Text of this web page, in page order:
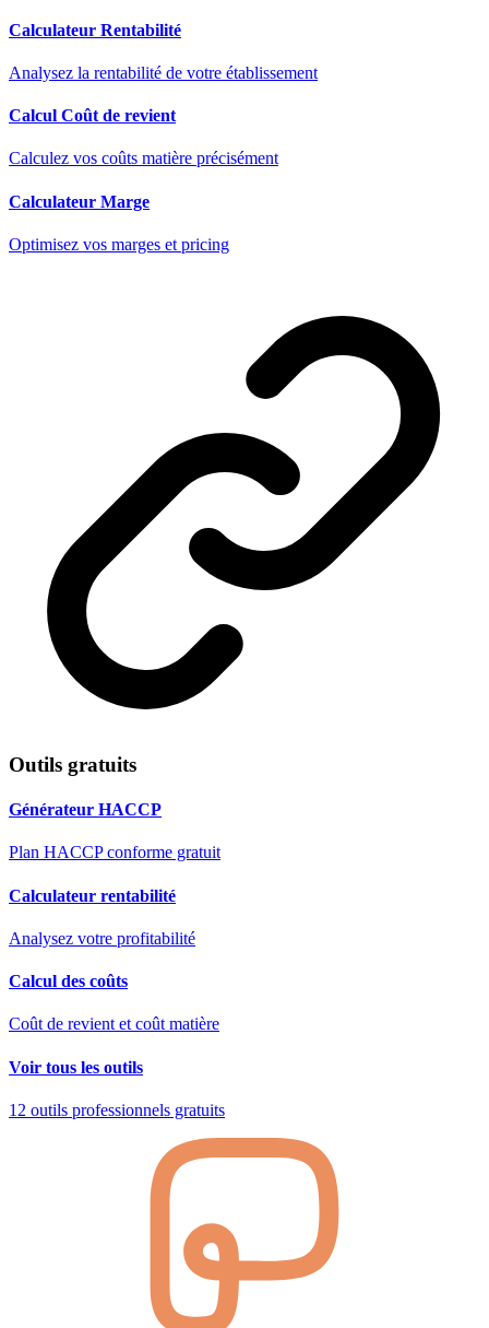
Calculateur Rentabilité
Analysez la rentabilité de votre établissement
Calcul Coût de revient
Calculez vos coûts matière précisément
Calculateur Marge
Optimisez vos marges et pricing
Outils gratuits
Générateur HACCP
Plan HACCP conforme gratuit
Calculateur rentabilité
Analysez votre profitabilité
Calcul des coûts
Coût de revient et coût matière
Voir tous les outils
12 outils professionnels gratuits